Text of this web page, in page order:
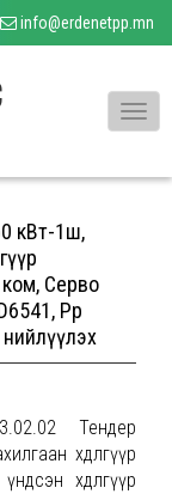
info@erdenetpp.mn
кВт-1ш,
Серво
Pp
Тендер
хөдөлгүүр
хөдөлгүүр